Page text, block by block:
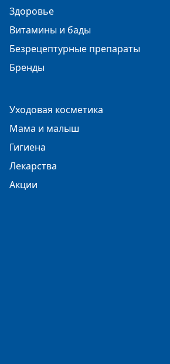
Здоровье
Витамины и бады
Безрецептурные препараты
Бренды
Уходовая косметика
Мама и малыш
Гигиена
Лекарства
Акции